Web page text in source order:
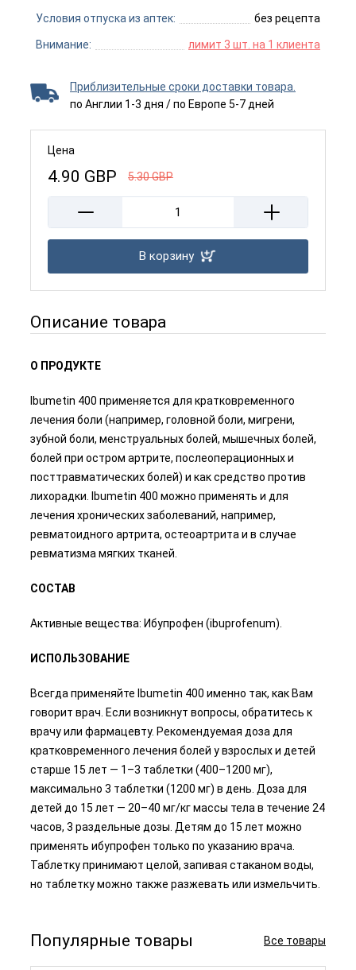
Условия отпуска из аптек: без рецепта
Внимание: лимит 3 шт. на 1 клиента
Приблизительные сроки доставки товара.
по Англии 1-3 дня / по Европе 5-7 дней
Цена
4.90 GBP 5.30GBP
В корзину
Описание товара
О ПРОДУКТЕ
Ibumetin 400 применяется для кратковременного
лечения боли (например, головной боли, мигрени,
зубной боли, менструальных болей, мышечных болей,
болей при остром артрите, послеоперационных и
посттравматических болей) и как средство против
лихорадки. Ibumetin 400 можно применять и для
лечения хронических заболеваний, например,
ревматоидного артрита, остеоартрита и в случае
ревматизма мягких тканей.
СОСТАВ
Активные вещества: Ибупрофен (ibuprofenum).
ИСПОЛЬЗОВАНИЕ
Всегда применяйте Ibumetin 400 именно так, как Вам
говорит врач. Если возникнут вопросы, обратитесь к
врачу или фармацевту. Рекомендуемая доза для
кратковременного лечения болей у взрослых и детей
старше 15 лет — 1–3 таблетки (400–1200 мг),
максимально 3 таблетки (1200 мг) в день. Доза для
детей до 15 лет — 20–40 мг/кг массы тела в течение 24
часов, 3 раздельные дозы. Детям до 15 лет можно
применять ибупрофен только по указанию врача.
Таблетку принимают целой, запивая стаканом воды,
но таблетку можно также разжевать или измельчить.
Популярные товары Все товары